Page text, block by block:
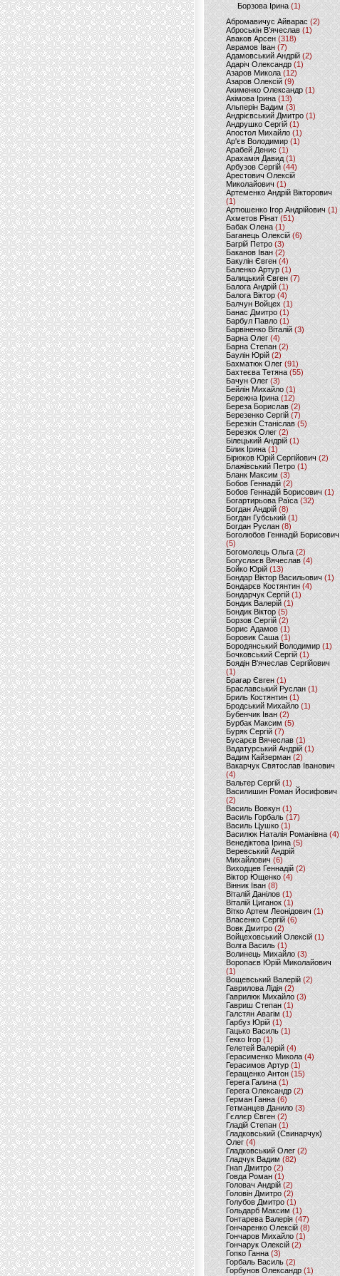
Борзова Ірина(1)
Абромавичус Айварас (2)
Аброськін В’ячеслав(1)
Аваков Арсен (318)
Аврамов Іван (7)
Адамовський Андрій(2)
Адаріч Олександр (1)
Азаров Микола (12)
Азаров Олексій (9)
Акименко Олександр(1)
Акімова Ірина(13)
Альперін Вадим (3)
Андрієвський Дмитро(1)
Андрушко Сергій(1)
Апостол Михайло(1)
Ар'єв Володимир (1)
Арабей Денис(1)
Арахамія Давид (1)
Арбузов Сергій (44)
Арестович Олексій
Миколайович(1)
Артеменко Андрій Вікторович
(1)
Артюшенко Ігор Андрійович(1)
Ахметов Рінат(51)
Бабак Олена(1)
Баганець Олексій(6)
Багрій Петро (3)
Баканов Іван(2)
Бакулін Євген (4)
Баленко Артур(1)
Балицький Євген(7)
Балога Андрій (1)
Балога Віктор (4)
Балчун Войцех (1)
Банас Дмитро (1)
Барбул Павло(1)
Барвіненко Віталій(3)
Барна Олег (4)
Барна Степан (2)
Баулін Юрій (2)
Бахматюк Олег (91)
Бахтеєва Тетяна(55)
Бачун Олег (3)
Бейлін Михайло (1)
Бережна Ірина(12)
Береза Борислав(2)
Березенко Сергій (7)
Березкін Станіслав (5)
Березюк Олег(2)
Білецький Андрій (1)
Білик Ірина (1)
Бірюков Юрій Сергійович (2)
Блажівський Петро (1)
Бланк Максим(3)
Бобов Геннадій (2)
Бобов Геннадій Борисович (1)
Богартирьова Раїса (32)
Богдан Андрій(8)
Богдан Губський (1)
Богдан Руслан(8)
Боголюбов Геннадій Борисович
(5)
Богомолець Ольга (2)
Богуслаєв Вячеслав (4)
Бойко Юрій (13)
Бондар Віктор Васильович (1)
Бондарєв Костянтин (4)
Бондарчук Сергій(1)
Бондик Валерій (1)
Бондик Віктор(5)
Борзов Сергiй (2)
Борис Адамов(1)
Боровик Саша (1)
Бородянський Володимир (1)
Бочковський Сергій (1)
Боядін В'ячеслав Сергійович
(1)
Брагар Євген (1)
Браславський Руслан (1)
Бриль Костянтин (1)
Бродський Михайло (1)
Бубенчик Іван(2)
Бурбак Максим (5)
Буряк Сергій (7)
Бусарєв Вячеслав (1)
Вадатурський Андрій (1)
Вадим Кайзерман (2)
Вакарчук Святослав Іванович
(4)
Вальтер Сергій (1)
Василишин Роман Йосифович
(2)
Василь Вовкун (1)
Василь Горбаль (17)
Василь Цушко (1)
Василюк Наталія Романівна (4)
Венедіктова Ірина(5)
Веревський Андрій
Михайлович (6)
Виходцев Геннадій (2)
Віктор Ющенко (4)
Вінник Іван (8)
Віталій Данілов (1)
Віталій Циганок (1)
Вітко Артем Леонідович(1)
Власенко Сергій (6)
Вовк Дмитро(2)
Войцеховський Олексій(1)
Волга Василь (1)
Волинець Михайло (3)
Воропаєв Юрій Миколайович
(1)
Вощевський Валерій(2)
Гаврилова Лідія (2)
Гаврилюк Михайло (3)
Гавриш Степан (1)
Галстян Авагім (1)
Гарбуз Юрій (1)
Гацько Василь (1)
Гекко Ігор(1)
Гелетей Валерій (4)
Герасименко Микола (4)
Герасимов Артур (1)
Геращенко Антон(15)
Герега Галина (1)
Герега Олександр (2)
Герман Ганна (6)
Гетманцев Данило (3)
Гєллєр Євген (2)
Гладій Степан(1)
Гладковський (Свинарчук)
Олег (4)
Гладковський Олег (2)
Гладчук Вадим (82)
Гнап Дмитро (2)
Говда Роман(1)
Головач Андрій (2)
Головін Дмитро (2)
Голубов Дмитро (1)
Гольдарб Максим(1)
Гонтарева Валерія (47)
Гончаренко Олексій(8)
Гончаров Михайло (1)
Гончарук Олексій (2)
Гопко Ганна (3)
Горбаль Василь (2)
Горбунов Олександр (1)